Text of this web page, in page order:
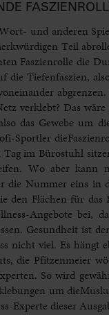
und anderen
Teil
Faszienrolle die
Tiefenfaszien,
verklebt? Das
das Gewebe um
Sportler
im Bürostuhl
Wo aber kann
die Nummer eins
den Flächen für
Angebote bei,
Gesundheit ist
nicht viel. Es hängt
die Pfitzenmeier
So wird
um
Experte dieser